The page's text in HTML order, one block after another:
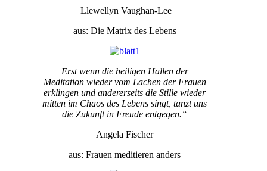
Llewellyn Vaughan-Lee
aus: Die Matrix des Lebens
Erst wenn die heiligen Hallen der
Meditation wieder vom Lachen der Frauen
erklingen und andererseits die Stille wieder
mitten im Chaos des Lebens singt, tanzt uns
die Zukunft in Freude entgegen.“
Angela Fischer
aus: Frauen meditieren anders